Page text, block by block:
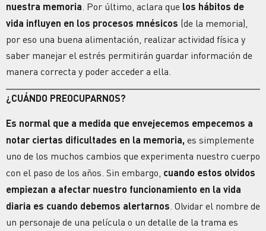
nuestra memoria. Por último, aclara que los hábitos de
vida influyen en los procesos mnésicos (de la memoria),
por eso una buena alimentación, realizar actividad física y
saber manejar el estrés permitirán guardar información de
manera correcta y poder acceder a ella.
¿CUÁNDO PREOCUPARNOS?
Es normal que a medida que envejecemos empecemos a
notar ciertas dificultades en la memoria, es simplemente
uno de los muchos cambios que experimenta nuestro cuerpo
con el paso de los años. Sin embargo, cuando estos olvidos
empiezan a afectar nuestro funcionamiento en la vida
diaria es cuando debemos alertarnos . Olvidar el nombre de
un personaje de una película o un detalle de la trama es